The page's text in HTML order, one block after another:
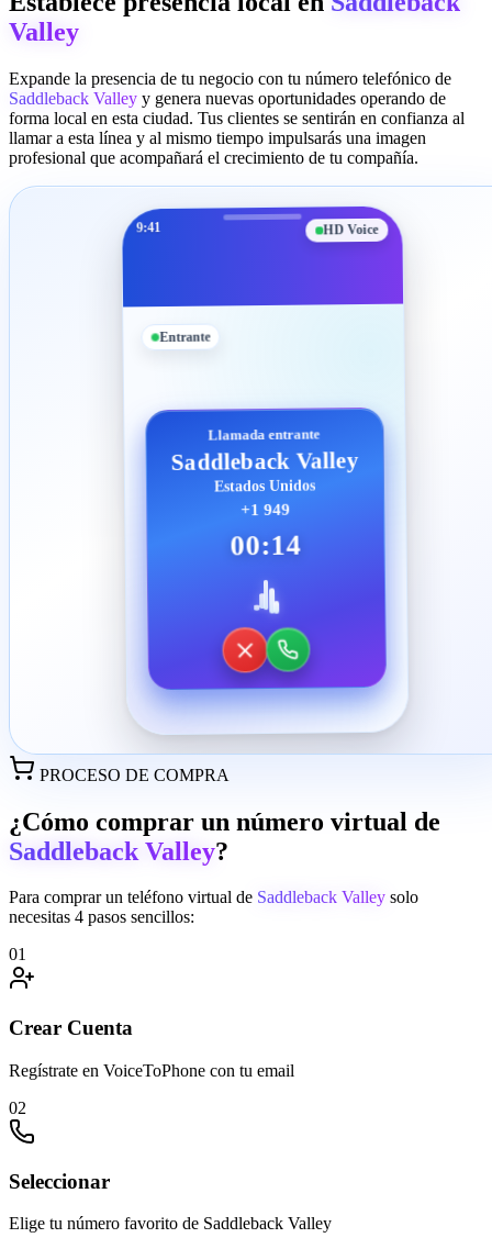
Valley
Expande la presencia de tu negocio con tu número telefónico de
Saddleback Valley y genera nuevas oportunidades operando de
forma local en esta ciudad. Tus clientes se sentirán en confianza al
llamar a esta línea y al mismo tiempo impulsarás una imagen
profesional que acompañará el crecimiento de tu compañía.
9:41 HD Voice
Entrante
Llamada entrante
Saddleback Valley
Estados Unidos
+1 949
00:14
PROCESO DE COMPRA
¿Cómo comprar un número virtual de
Saddleback Valley?
Para comprar un teléfono virtual de Saddleback Valley solo
necesitas 4 pasos sencillos:
01
Crear Cuenta
Regístrate en VoiceToPhone con tu email
02
Seleccionar
Elige tu número favorito de Saddleback Valley